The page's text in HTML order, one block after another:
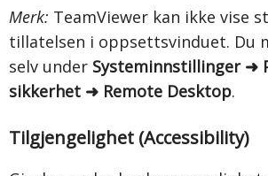
Merk: TeamViewer kan ikke vise
tillatelsen i oppsettsvinduet. Du
selv under Systeminnstillinger ➜
sikkerhet ➜ Remote Desktop.
Tilgjengelighet (Accessibility)